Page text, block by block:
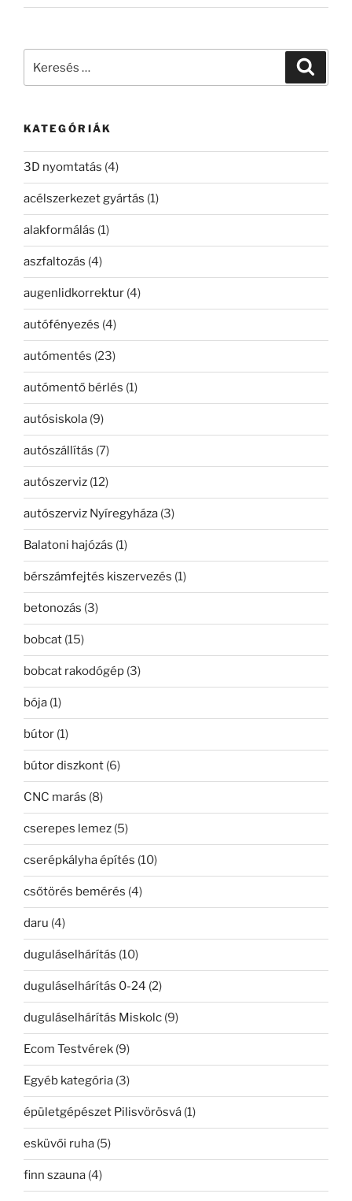
KATEGÓRIÁK
3D nyomtatás (4)
acélszerkezet gyártás (1)
alakformálás (1)
aszfaltozás (4)
augenlidkorrektur (4)
autófényezés (4)
autómentés (23)
autómentő bérlés (1)
autósiskola (9)
autószállítás (7)
autószerviz (12)
autószerviz Nyíregyháza (3)
Balatoni hajózás (1)
bérszámfejtés kiszervezés (1)
betonozás (3)
bobcat (15)
bobcat rakodógép (3)
bója (1)
bútor (1)
bútor diszkont (6)
CNC marás (8)
cserepes lemez (5)
cserépkályha építés (10)
csőtörés bemérés (4)
daru (4)
duguláselhárítás (10)
duguláselhárítás 0-24 (2)
duguláselhárítás Miskolc (9)
Ecom Testvérek (9)
Egyéb kategória (3)
épületgépészet Pilisvörösvá (1)
esküvői ruha (5)
finn szauna (4)